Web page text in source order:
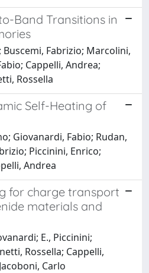
Band Transitions in
Fabrizio; Marcolini,
Cappelli, Andrea;
Rossella
Self-Heating of
Giovanardi, Fabio; Rudan,
Piccinini, Enrico;
Andrea
for charge transport
materials and
E., Piccinini;
Rossella; Cappelli,
Carlo